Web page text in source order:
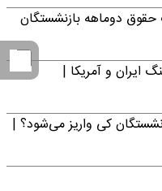
حقوق دوماهه بازنشستگان
ایران و آمریکا |
کی واریز می‌شود؟ |